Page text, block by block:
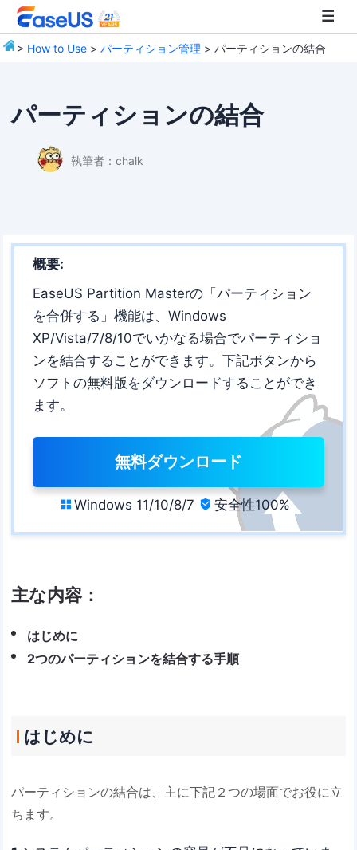
> How to Use >パーティション管理 > パーティションの結合
パーティションの結合
執筆者： chalk
概要:
EaseUS Partition Masterの「パーティション
を合併する」機能は、Windows
XP/Vista/7/8/10でいかなる場合でパーティショ
ンを結合することができます。下記ボタンから
ソフトの無料版をダウンロードすることができ
ます。
無料ダウンロード
 Windows 11/10/8/7  安全性100%
主な内容：
はじめに
2つのパーティションを結合する手順
はじめに
パーティションの結合は、主に下記２つの場面でお役に立
ちます。